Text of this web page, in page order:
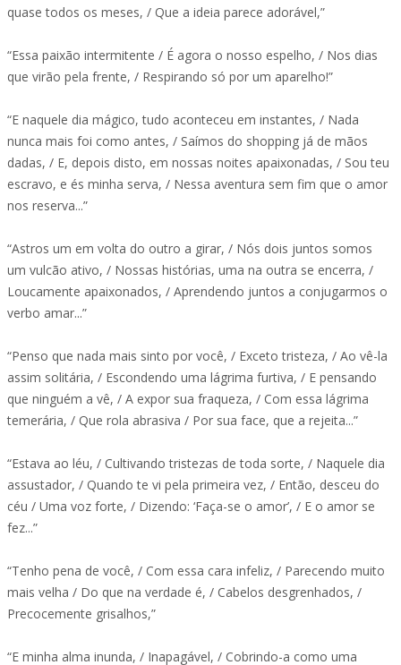
quase todos os meses, / Que a ideia parece adorável,”
“Essa paixão intermitente / É agora o nosso espelho, / Nos dias
que virão pela frente, / Respirando só por um aparelho!”
“E naquele dia mágico, tudo aconteceu em instantes, / Nada
nunca mais foi como antes, / Saímos do shopping já de mãos
dadas, / E, depois disto, em nossas noites apaixonadas, / Sou teu
escravo, e és minha serva, / Nessa aventura sem fim que o amor
nos reserva...”
“Astros um em volta do outro a girar, / Nós dois juntos somos
um vulcão ativo, / Nossas histórias, uma na outra se encerra, /
Loucamente apaixonados, / Aprendendo juntos a conjugarmos o
verbo amar...”
“Penso que nada mais sinto por você, / Exceto tristeza, / Ao vê-la
assim solitária, / Escondendo uma lágrima furtiva, / E pensando
que ninguém a vê, / A expor sua fraqueza, / Com essa lágrima
temerária, / Que rola abrasiva / Por sua face, que a rejeita...”
“Estava ao léu, / Cultivando tristezas de toda sorte, / Naquele dia
assustador, / Quando te vi pela primeira vez, / Então, desceu do
céu / Uma voz forte, / Dizendo: ‘Faça-se o amor’, / E o amor se
fez...”
“Tenho pena de você, / Com essa cara infeliz, / Parecendo muito
mais velha / Do que na verdade é, / Cabelos desgrenhados, /
Precocemente grisalhos,”
“E minha alma inunda, / Inapagável, / Cobrindo-a como uma